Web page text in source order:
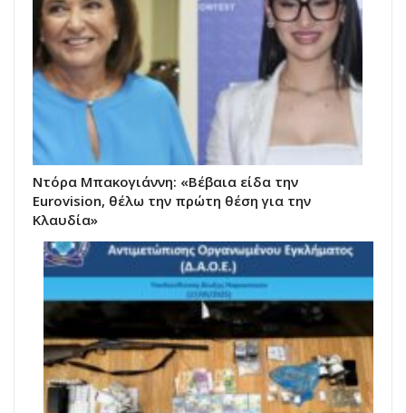
Ντόρα Μπακογιάννη: «Βέβαια είδα την
Eurovision, θέλω την πρώτη θέση για την
Κλαυδία»